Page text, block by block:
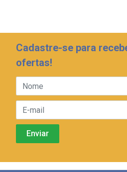
Cadastre-se para
ofertas!